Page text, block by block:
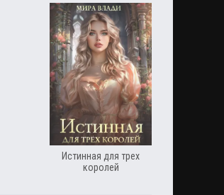
Истинная для трех
королей